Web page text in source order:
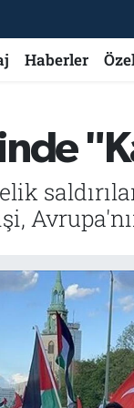
Haberler